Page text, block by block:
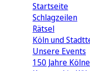
Startseite
Schlagzeilen
Rätsel
Köln und
Unsere Events
150 Jahre